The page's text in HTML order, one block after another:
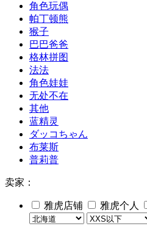
角色玩偶
帕丁顿熊
猴子
巴巴爸爸
格林拼图
法法
角色娃娃
无处不在
其他
蓝精灵
ダッコちゃん
布莱斯
普莉普
卖家：
雅虎店铺 雅虎个人